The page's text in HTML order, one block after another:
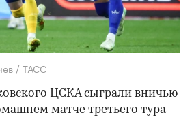
/ ТАСС
ЦСКА сыграли вничью
матче третьего тура